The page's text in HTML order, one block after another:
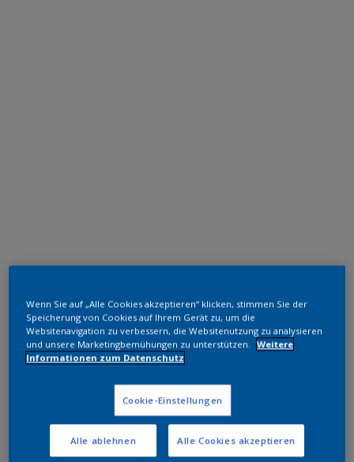
Wenn Sie auf „Alle Cookies akzeptieren“ klicken, stimmen Sie der
Speicherung von Cookies auf Ihrem Gerät zu, um die
Websitenavigation zu verbessern, die Websitenutzung zu analysieren
und unsere Marketingbemühungen zu unterstützen.
Weitere
Informationen zum Datenschutz
Cookie-Einstellungen
Alle ablehnen Alle Cookies akzeptieren